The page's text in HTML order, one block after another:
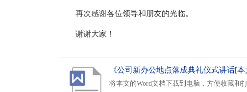
再次感谢各位领导和朋友的光临。
谢谢大家！
将本文的Word文档下载到电脑，方便收藏和